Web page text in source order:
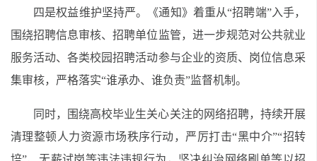
四是权益维护坚持严。《通知》着重从“招聘端”入手，
围绕招聘信息审核、招聘单位监管，进一步规范对公共就业
服务活动、各类校园招聘活动参与企业的资质、岗位信息采
集审核，严格落实“谁承办、谁负责”监督机制。
同时，围绕高校毕业生关心关注的网络招聘，持续开展
清理整顿人力资源市场秩序行动，严厉打击“黑中介”“招转